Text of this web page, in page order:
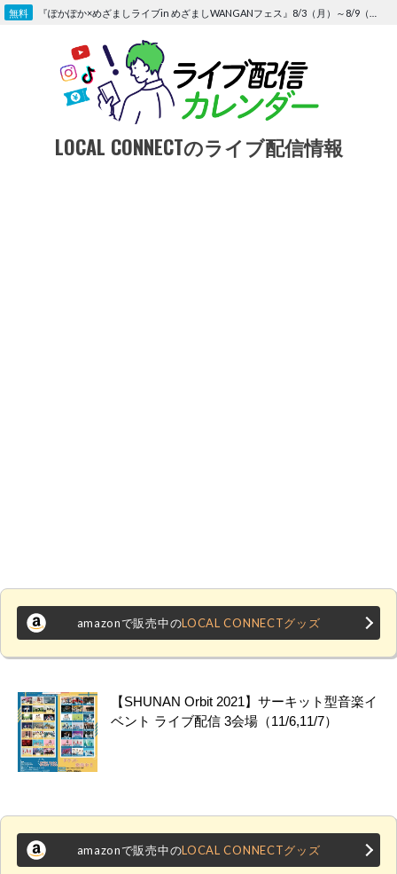
Skip
LOCAL CONNECTのライブ配信情報
amazonで販売中のLOCAL CONNECTグッズ
【SHUNAN Orbit 2021】サーキット型音楽イ
ベント ライブ配信 3会場（11/6,11/7）
amazonで販売中のLOCAL CONNECTグッズ